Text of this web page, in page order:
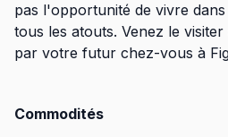
pas l'opportunité de vivre
tous les atouts. Venez le
par votre futur chez-vous à
Commodités